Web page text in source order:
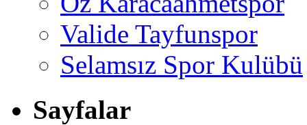
Valide Tayfunspor
Selamsız Spor Kulübü
Sayfalar